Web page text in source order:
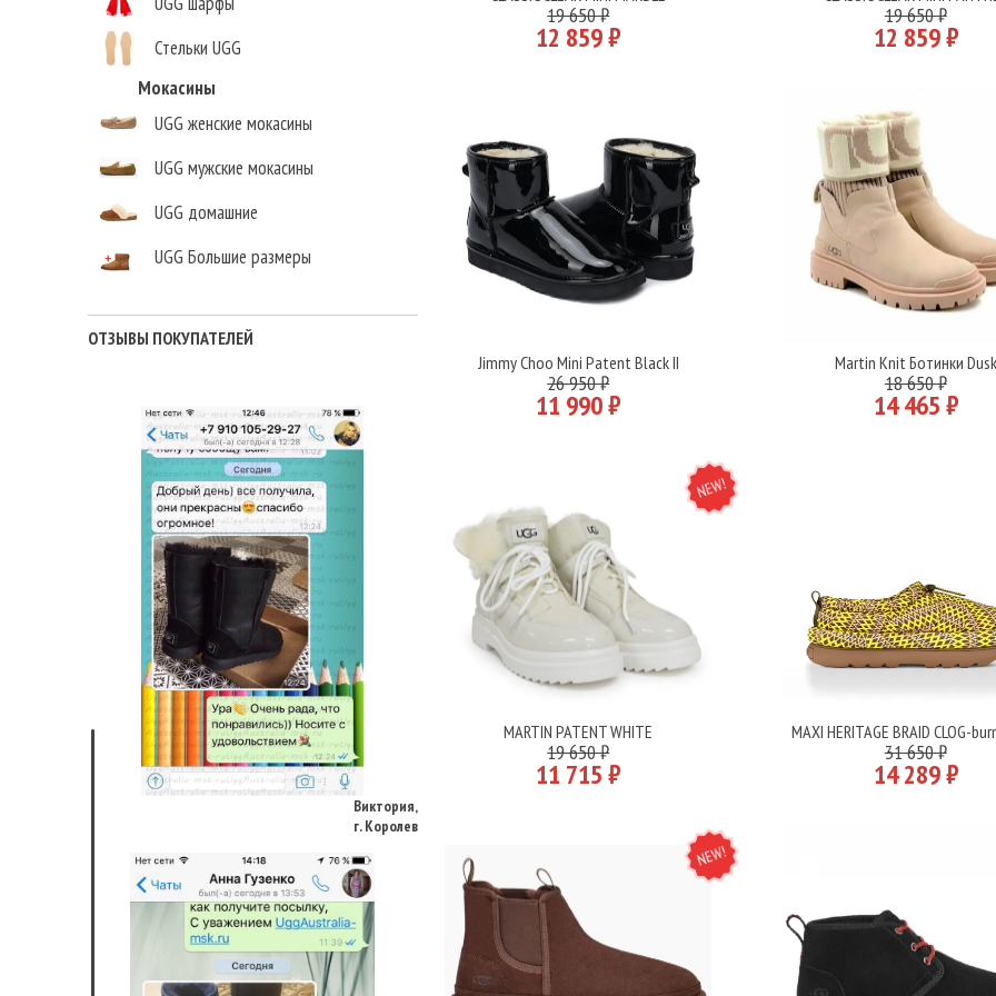
Стельки UGG
Мокасины
UGG женские мокасины
UGG мужские мокасины
UGG домашние
UGG Большие размеры
ОТЗЫВЫ ПОКУПАТЕЛЕЙ
г. Москва
Виктория,
19 650 ₽
12 859 ₽
19 650 ₽
12 859 ₽
Подробнее
Jimmy Choo Mini Patent Black II
26 950 ₽
11 990 ₽
Подробнее
Martin Knit Ботинки Dusk
18 650 ₽
14 465 ₽
NEW
Подробнее
MARTIN PATENT WHITE
19 650 ₽
11 715 ₽
Подробнее
MAXI HERITAGE BRAID CLOG-
31 650 ₽
14 289 ₽
NEW